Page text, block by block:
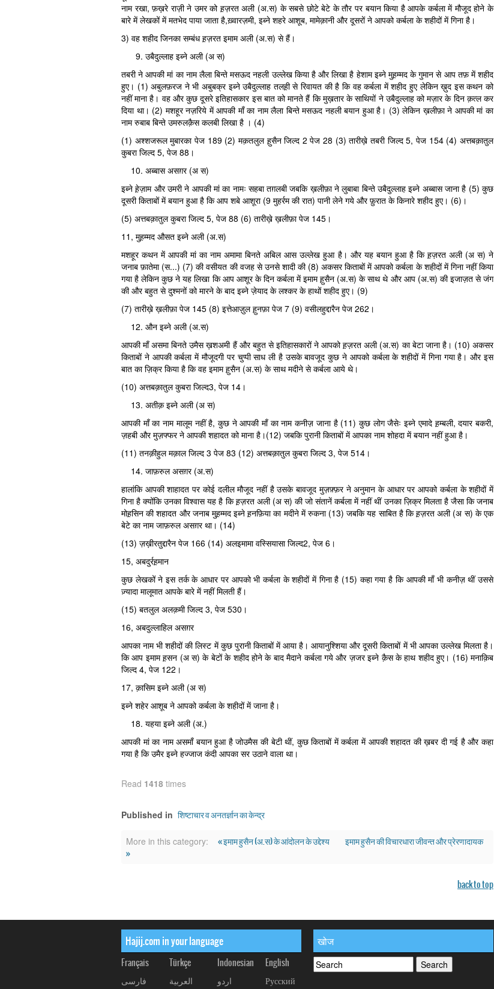
नाम रखा, फ़ख़रे राज़ी ने उमर को ह़ज़रत अली (अ.स) के सबसे छोटे बेटे के तौर पर बयान किया है आपके कर्बला में मौजूद होने के
बारे में लेखकों में मतभेद पाया जाता है,ख़्वारज़मी, इब्ने शहरे आशूब, मामेक़ानी और दूसरों ने आपको कर्बला के शहीदों में गिना है।
3) वह शहीद जिनका सम्बंध ह़ज़रत इमाम अली (अ.स) से हैं।
उबैदुल्लाह इब्ने अली (अ स)
तबरी ने आपकी मां का नाम लैला बिन्ते मसऊद नहली उल्लेख किया है और लिखा है हेशाम इब्ने मुह़म्मद के गुमान से आप तफ़ में शहीद
हुए। (1) अबुलफ़रज ने भी अबुबक्र इब्ने उबैदुल्लाह तलह़ी से रिवायत की है कि वह कर्बला में शहीद हुए लेकिन ख़ुद इस कथन को
नहीं माना है। वह और कुछ दूसरे इतिहासकार इस बात को मानते हैं कि मुख़तार के साथियों ने उबैदुल्लाह को मज़ार के दिन क़त्ल कर
दिया था। (2) मशहूर नज़रिये में आपकी माँ का नाम लैला बिन्ते मसऊद नहली बयान हुआ है। (3) लेकिन ख़लीफ़ा ने आपकी मां का
नाम रुबाब बिन्ते उमरुलक़ैस कलबी लिखा है । (4)
(1) अश्शजरूल मुबारका पेज 189 (2) मक़तलुल ह़ुसैन जिल्द 2 पेज 28 (3) तारीख़े तबरी जिल्द 5, पेज 154 (4) अत्तबक़ातुल
कुबरा जिल्द 5, पेज 88।
अब्बास असग़र (अ स)
इब्ने ह़ेज़ाम और उमरी ने आपकी मां का नामः सहबा तग़लबी जबकि ख़लीफ़ा ने लुबाबा बिन्ते उबैदुल्लाह इब्ने अब्बास जाना है (5) कुछ
दूसरी किताबों में बयान हुआ है कि आप शबे आशूरा (9 मुहर्रम की रात) पानी लेने गये और फ़ुरात के किनारे शहीद हुए। (6)।
(5) अत्तबक़ातुल कुबरा जिल्द 5, पेज 88 (6) तारीख़े ख़लीफ़ा पेज 145।
11, मुह़म्मद औसत इब्ने अली (अ.स)
मशहूर कथन में आपकी मां का नाम अमामा बिनते अबिल आस उल्लेख हुआ है। और यह बयान हुआ है कि ह़ज़रत अली (अ स) ने
जनाब फ़ातेमा (स...) (7) की वसीयत की वजह से उनसे शादी की (8) अकसर किताबों में आपको कर्बला के शहीदों में गिना नहीं किया
गया है लेकिन कुछ ने यह लिखा कि आप आशूर के दिन कर्बला में इमाम ह़ुसैन (अ.स) के साथ थे और आप (अ.स) की इजाज़त से जंग
की और बहुत से दुश्मनों को मारने के बाद इब्ने ज़ेयाद के लश्कर के हाथों शहीद हुए। (9)
(7) तारीख़े ख़लीफ़ा पेज 145 (8) इत्तेआज़ुल ह़ुनफ़ा पेज 7 (9) वसीलहुद्दारैन पेज 262।
औन इब्ने अली (अ.स)
आपकी माँ असमा बिनते उमैस ख़शअमी हैं और बहुत से इतिहासकारों ने आपको ह़ज़रत अली (अ.स) का बेटा जाना है। (10) अकसर
किताबों ने आपकी कर्बला में मौजूदगी पर चुप्पी साध ली है उसके बावजूद कुछ ने आपको कर्बला के शहीदों में गिना गया है। और इस
बात का ज़िक्र किया है कि वह इमाम ह़ुसैन (अ.स) के साथ मदीने से कर्बला आये थे।
(10) अत्तबक़ातुल कुबरा जिल्द3, पेज 14।
अतीक़ इब्ने अली (अ स)
आपकी माँ का नाम मालूम नहीं है, कुछ ने आपकी माँ का नाम कनीज़ जाना है (11) कुछ लोग जैसेः इब्ने एमादे ह़म्बली, दयार बकरी,
ज़हबी और मुज़फ्फर ने आपकी शहादत को माना है।(12) जबकि पुरानी किताबों में आपका नाम शोहदा में बयान नहीं हुआ है।
(11) तनक़ीहुल मक़ाल जिल्द 3 पेज 83 (12) अत्तबक़ातुल कुबरा जिल्द 3, पेज 514।
जाफ़रुल असग़र (अ.स)
हालांकि आपकी शाहादत पर कोई दलील मौजूद नहीं है उसके बावजूद मुज़फ़्फ़र ने अनुमान के आधार पर आपको कर्बला के शहीदों में
गिना है क्योंकि उनका विश्वास यह है कि ह़ज़रत अली (अ स) की जो संतानें कर्बला में नहीं थीं उनका ज़िक्र मिलता है जैसा कि जनाब
मोह़सिन की शहादत और जनाब मुह़म्मद इब्ने ह़नफ़िया का मदीने में रुकना (13) जबकि यह साबित है कि ह़ज़रत अली (अ स) के एक
बेटे का नाम जाफ़रुल असग़र था। (14)
(13) ज़ख़ीरतुद्दारैन पेज 166 (14) अलइमामा वस्सियासा जिल्द2, पेज 6।
15, अबदुर्रह़मान
कुछ लेखकों ने इस तर्क के आधार पर आपको भी कर्बला के शहीदों में गिना है (15) कहा गया है कि आपकी माँ भी कनीज़ थीं उससे
ज़्यादा मालूमात आपके बारे में नहीं मिलती हैं।
(15) बतलुल अलक़मी जिल्द 3, पेज 530।
16, अबदुल्लाहिल असग़र
आपका नाम भी शहीदों की लिस्ट में कुछ पुरानी किताबों में आया है। आयानुश्शिया और दूसरी किताबों में भी आपका उल्लेख मिलता है।
कि आप इमाम ह़सन (अ स) के बेटों के शहीद होने के बाद मैदाने कर्बला गये और ज़जर इब्ने क़ैस के हाथ शहीद हुए। (16) मनाक़िब
जिल्द 4, पेज 122।
17, क़ासिम इब्ने अली (अ स)
इब्ने शहेर आशूब ने आपको कर्बला के शहीदों में जाना है।
यहया इब्ने अली (अ.)
आपकी मां का नाम असमाँ बयान हुआ है जोउमैस की बेटी थीं, कुछ किताबों में कर्बला में आपकी शहादत की ख़बर दी गई है और कहा
गया है कि उमैर इब्ने हज्जाज कंदी आपका सर उठाने वाला था।
Read 1418 times
Published in शिष्टाचार व अनतर्ज्ञान का केन्द्र
More in this category: « इमाम हुसैन (अ.स) के आंदोलन के उद्देश्य
इमाम हुसैन की विचारधारा जीवन्त और प्रेरणादायक
»
back to top
Hajij.com in your language
Français Türkçe Indonesian
English
فارسی
العربیة اردو Русский
खोज